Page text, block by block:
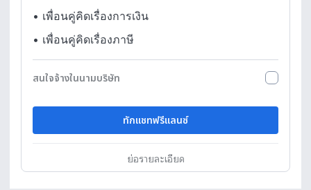
• เพื่อนคู่คิดเรื่องการเงิน
• เพื่อนคู่คิดเรื่องภาษี
สนใจจ้างในนามบริษัท
ทักแชทฟรีแลนซ์
ย่อรายละเอียด